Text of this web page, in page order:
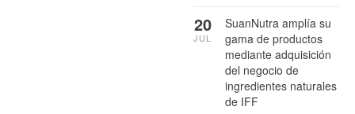
SuanNutra amplía su
gama de productos
mediante adquisición
del negocio de
ingredientes naturales
de IFF
20
JUL